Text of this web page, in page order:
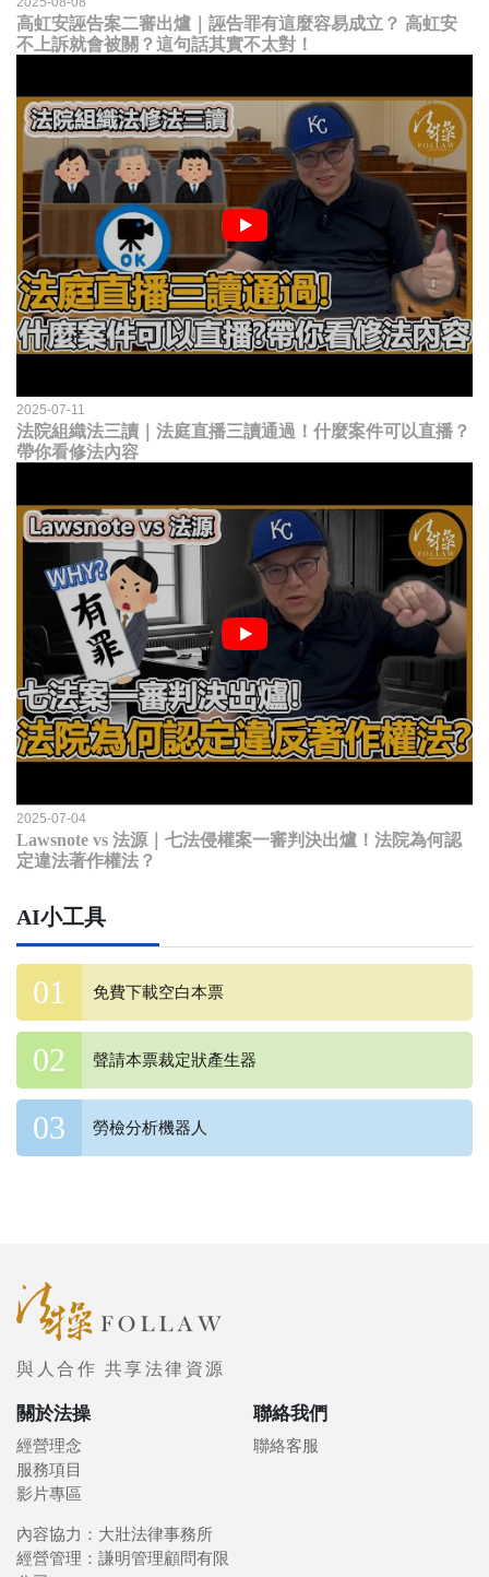
高虹安誣告案二審出爐｜誣告罪有這麼容易成立？ 高虹安
不上訴就會被關？這句話其實不太對！
2025-07-11
法院組織法三讀｜法庭直播三讀通過！什麼案件可以直播？
帶你看修法內容
2025-07-04
Lawsnote vs 法源｜七法侵權案一審判決出爐！法院為何認
定違法著作權法？
AI小工具
免費下載空白本票
聲請本票裁定狀產生器
勞檢分析機器人
與人合作 共享法律資源
關於法操
經營理念
服務項目
影片專區
聯絡我們
聯絡客服
內容協力：大壯法律事務所
經營管理：謙明管理顧問有限